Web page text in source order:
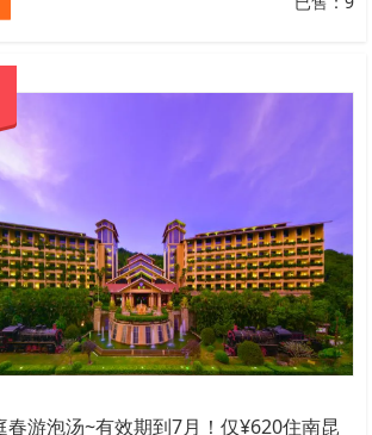
春游泡汤~有效期到7月！仅¥620住南昆